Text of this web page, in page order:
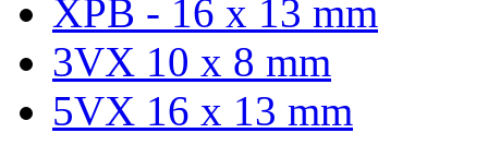
XPB - 16 x 13 mm
3VX 10 x 8 mm
5VX 16 x 13 mm